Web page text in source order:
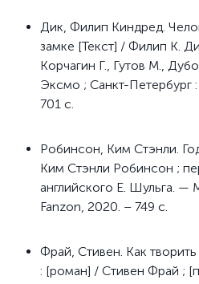
Дик, Филип Киндред.
замке [Текст] / Филип К.
Корчагин Г., Гутов М.,
Эксмо ; Санкт-Петербург
701 с.
Робинсон, Ким Стэнли.
Ким Стэнли Робинсон ;
английского Е. Шульга. —
Fanzon, 2020. – 749 с.
Фрай, Стивен. Как
: [роман] / Стивен Фрай ;